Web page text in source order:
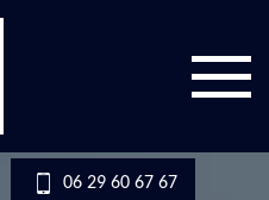
06 29 60 67 67